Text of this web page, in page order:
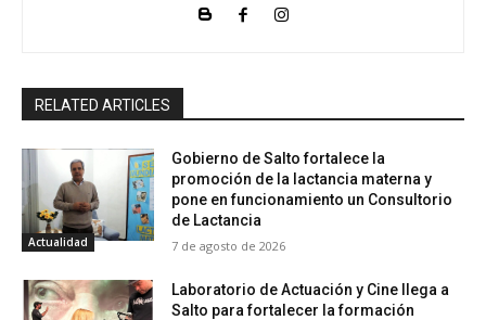
RELATED ARTICLES
Actualidad
Gobierno de Salto fortalece la
promoción de la lactancia materna y
pone en funcionamiento un Consultorio
de Lactancia
7 de agosto de 2026
Laboratorio de Actuación y Cine llega a
Salto para fortalecer la formación